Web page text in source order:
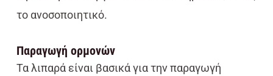
το ανοσοποιητικό.
Παραγωγή ορμονών
Τα λιπαρά είναι βασικά για την παραγωγή